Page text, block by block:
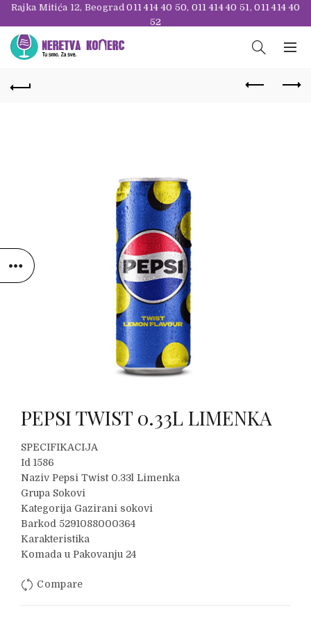
Rajka Mitića 12, Beograd011 414 40 50, 011 414 40 51,011 414 40
52
PEPSI TWIST 0.33L LIMENKA
SPECIFIKACIJA
Id 1586
Naziv Pepsi Twist 0.33l Limenka
Grupa Sokovi
Kategorija Gazirani sokovi
Barkod 5291088000364
Karakteristika
Komada u Pakovanju 24
Compare